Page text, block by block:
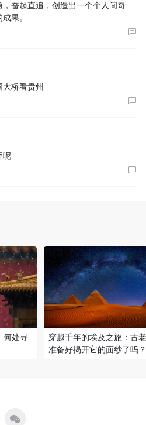
奋起直追，创造出一个个人间奇
果。
桥看贵州
呢
何处寻
穿越千年的埃及之旅：古
准备好揭开它的面纱了吗